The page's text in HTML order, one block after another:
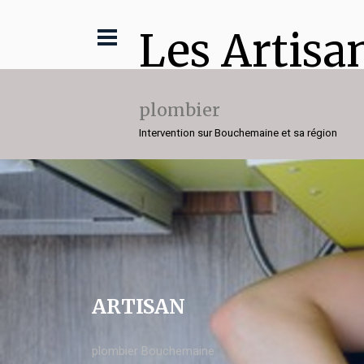
Les
plombier
Intervention sur Bouchemaine et sa région
ARTISAN
plombier Bouchemaine